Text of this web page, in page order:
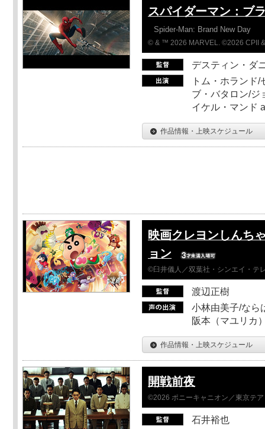
スパイダーマン：ブ
Spider-Man: Brand New Day
© & ™ 2026 MARVEL. ©2026 CPII
デスティン・ダ
トム・ホランド
ブ・バタロン/ジ
イケル・マンド
作品情報・上映スケジュール
映画クレヨンしんち
ョン
©臼井儀人／双葉社・シンエイ・テ
渡辺正樹
小林由美子/なら
阪本（マユリカ
作品情報・上映スケジュール
開戦前夜
©2026 ポニーキャニオン／東京テ
石井裕也